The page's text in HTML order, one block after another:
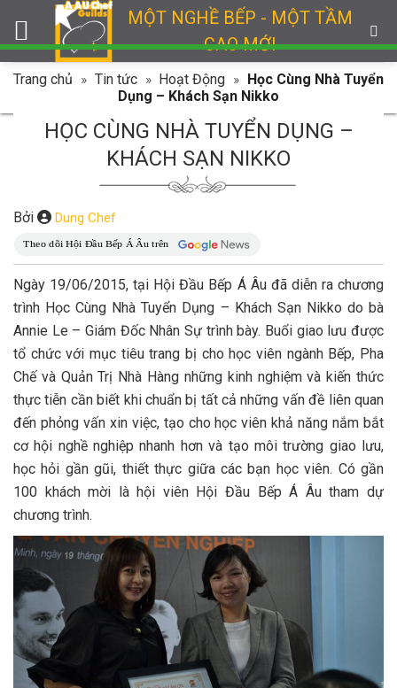
content
MỘT NGHỀ BẾP - MỘT TẦM
CAO MỚI
Trang chủ » Tin tức » Hoạt Động » Học Cùng Nhà Tuyển
Dụng – Khách Sạn Nikko
HỌC CÙNG NHÀ TUYỂN DỤNG –
KHÁCH SẠN NIKKO
Bởi Dung Chef
Ngày 19/06/2015, tại Hội Đầu Bếp Á Âu đã diễn ra chương
trình Học Cùng Nhà Tuyển Dụng – Khách Sạn Nikko do bà
Annie Le – Giám Đốc Nhân Sự trình bày. Buổi giao lưu được
tổ chức với mục tiêu trang bị cho học viên ngành Bếp, Pha
Chế và Quản Trị Nhà Hàng những kinh nghiệm và kiến thức
thực tiễn cần biết khi chuẩn bị tất cả những vấn đề liên quan
đến phỏng vấn xin việc, tạo cho học viên khả năng nắm bắt
cơ hội nghề nghiệp nhanh hơn và tạo môi trường giao lưu,
học hỏi gần gũi, thiết thực giữa các bạn học viên. Có gần
100 khách mời là hội viên Hội Đầu Bếp Á Âu tham dự
chương trình.